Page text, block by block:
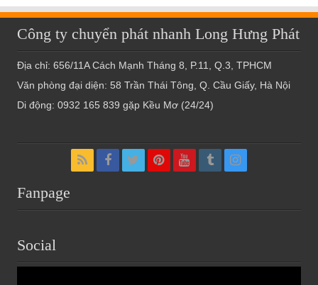
Công ty chuyển phát nhanh Long Hưng Phát
Địa chỉ: 656/11A Cách Mạnh Tháng 8, P.11, Q.3, TPHCM
Văn phòng đại diện: 58 Trần Thái Tông, Q. Cầu Giấy, Hà Nội
Di động: 0932 165 839 gặp Kều Mơ (24/24)
Fanpage
Social